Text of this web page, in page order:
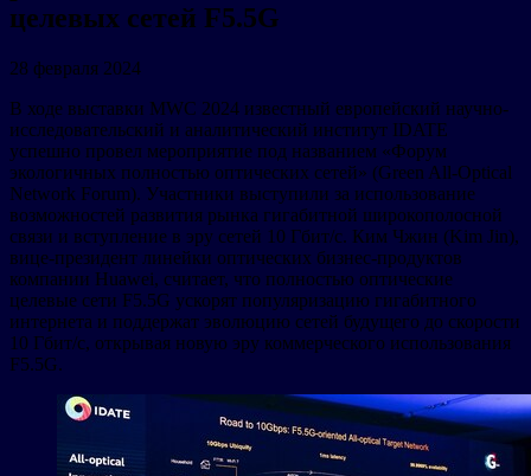
целевых сетей F5.5G
28 февраля 2024
В ходе выставки MWC 2024 известный европейский научно-
исследовательский и аналитический институт IDATE
успешно провел мероприятие под названием «Форум
экологичных полностью оптических сетей» (Green All-Optical
Network Forum). Участники выступили за использование
возможностей развития рынка гигабитной широкополосной
связи и вступление в эру сетей 10 Гбит/с. Ким Чжин (Kim Jin),
вице-президент линейки оптических бизнес-продуктов
компании Huawei, считает, что полностью оптические
целевые сети F5.5G ускорят популяризацию гигабитного
интернета и поддержат эволюцию сетей будущего до скорости
10 Гбит/с, открывая новую эру коммерческого использования
F5.5G.